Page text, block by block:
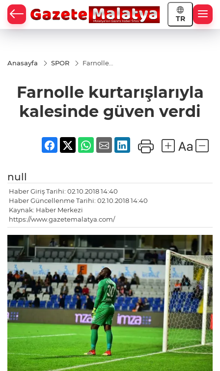
TR
Anasayfa SPOR
Farnolle
güven verdi
Farnolle kurtarışlarıyla
kalesinde güven verdi
null
Haber Giriş Tarihi: 02.10.2018 14:40
Haber Güncellenme Tarihi: 02.10.2018 14:40
Kaynak: Haber Merkezi
https://www.gazetemalatya.com/